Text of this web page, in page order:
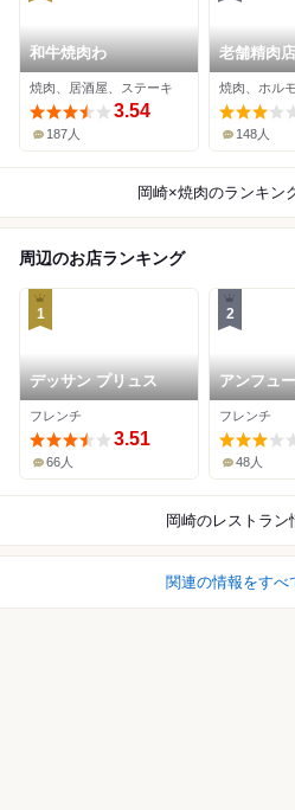
和牛焼肉わ
焼肉、居酒屋、ステーキ
3.54
187人
老舗精肉
焼肉 飛騨
崎店
焼肉、ホル
148人
岡崎×焼肉のランキン
周辺のお店ランキング
1
デッサン プリュス
フレンチ
3.51
66人
2
アンフュ
フレンチ
48人
岡崎のレストラン
関連の情報をすべ